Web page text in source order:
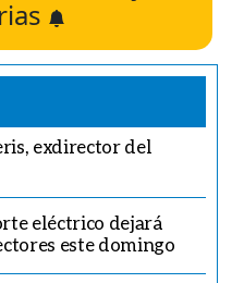
exdirector del
eléctrico dejará
este domingo